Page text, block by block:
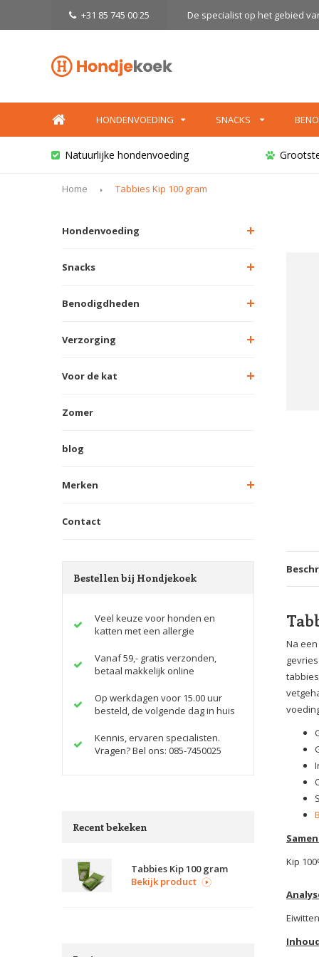
+31 85 745 00 25 De specialist op het gebied
HONDENVOEDING SNACKS
Natuurlijke hondenvoeding
Home Tabbies Kip 100 gram
Hondenvoeding
Snacks
Benodigdheden
Verzorging
Voor de kat
Zomer
blog
Merken
Contact
Bestellen bij Hondjekoek
Veel keuze voor honden en
katten met een allergie
Vanaf 59,- gratis verzonden,
betaal makkelijk online
Op werkdagen voor 15.00 uur
besteld, de volgende dag in huis
Kennis, ervaren specialisten.
Vragen? Bel ons: 085-7450025
Recent bekeken
Tabbies Kip 100 gram
Bekijk product
Na
Kip